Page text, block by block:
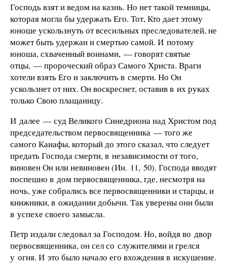
Господь взят и ведом на казнь. Но нет такой темницы,
которая могла бы удержать Его. Тот, Кто дает этому
юноше ускользнуть от всесильных преследователей, не
может быть удержан и смертью самой. И потому
юноша, схваченный воинами, — говорят святые
отцы, — пророческий образ Самого Христа. Враги
хотели взять Его и заключить в смерти. Но Он
ускользнет от них. Он воскреснет, оставив в их руках
только Свою плащаницу.
И далее — суд Великого Синедриона над Христом под
председательством первосвященника — того же
самого Каиафы, который до этого сказал, что следует
предать Господа смерти, в независимости от того,
виновен Он или невиновен (Ин. 11, 50). Господа вводят
поспешно в дом первосвященника, где, несмотря на
ночь, уже собрались все первосвященники и старцы, и
книжники, в ожидании добычи. Так уверены они были
в успехе своего замысла.
Петр издали следовал за Господом. Но, войдя во двор
первосвященника, он сел со служителями и грелся
у огня. И это было начало его вхождения в искушение.